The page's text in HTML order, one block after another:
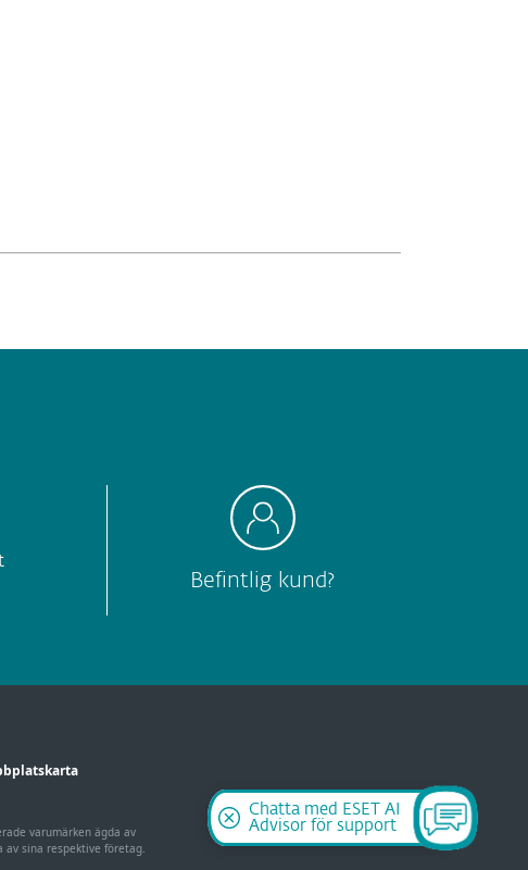
Befintlig kund?
varumärken ägda av
av sina respektive företag.
Chatta med ESET AI
Advisor för support